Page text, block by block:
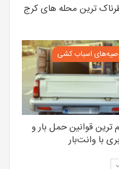
ترین محله های کرج
اسباب کشی
ترین قوانین حمل بار و
با وانت‌بار